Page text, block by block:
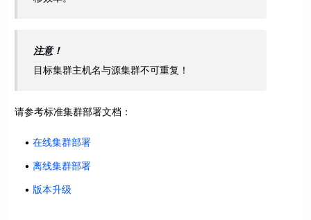
注意！
目标集群主机名与源集群不可重复！
请参考标准集群部署文档：
在线集群部署
离线集群部署
版本升级